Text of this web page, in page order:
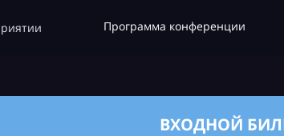
Программа конференции
ВХОДНОЙ